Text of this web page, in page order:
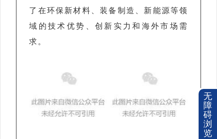
了在环保新材料、装备制造、新能源等领
域的技术优势、创新实力和海外市场需
求。
无
障
碍
浏
览